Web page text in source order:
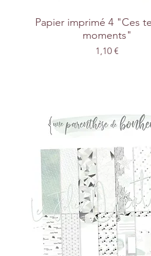
Papier imprimé 4 "Ces
moments"
Prix
1,10 €